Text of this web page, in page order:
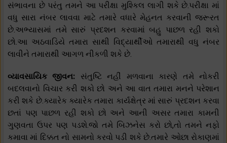
સંભાવના છે પરંતુ તમને આ પરીક્ષા મુશ્કિલ લાગી શકે છે.પરીક્ષા માં
વધુ સારા નંબર લાવવા માટે તમારે વધારે મેહનત કરવાની જરૂરત
છે.અભ્યાસમાં તમે સારું પ્રદશન કરવામાં બહુ પાછળ રહી શકો
છો.આ અઠવાડિયે તમારા સાથી વિદ્યાર્થીઓ તમારાથી વધુ નંબર
લાવીને તમારાથી આગળ નીકળી શકે છે.
વ્યાવસાયિક જીવન: સંતુષ્ટિ નહીં મળવાના કારણે તમે નોકરી
બદલવાનો વિચાર કરી શકો છો અને આ વાત તમારા મનને પરેશાન
કરી શકે છે.ક્યારેક ક્યારેક તમારા કાર્યક્ષેત્ર માં સારું પ્રદશન કરવા
છતાં પણ પાછળ રહી શકો છો અને આની અસર તમારા કામની
ગુણવતા ઉપર પણ પડશે.જો તમે બિઝનેસ કરો છો,તો તમને નફો
કમાવા માં દિક્કત નો સામનો કરવો પડી શકે છે.તમારે ઓછા રોકાણમાં